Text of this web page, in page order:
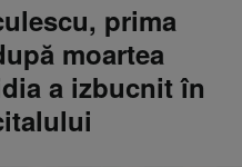
prima
moartea
a izbucnit în